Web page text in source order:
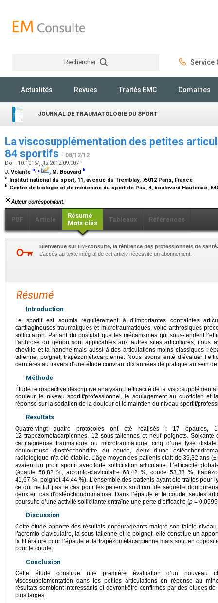
Rechercher Service
Actualités Revues Traités EMC Domaines
JOURNAL DE TRAUMATOLOGIE DU SPORT
La viscosupplémentation des petites
84 sportifs - 08/12/12
Doi : 10.1016/j.jts.2012.09.007
J. Volante a,⁎ , M. Bouvard b
a Institut national du sport, 11, avenue du Tremblay, 75012 Paris, France
b Centre de biologie et de médecine du sport de Pau, 4, boulevard Hauterive,
Auteur correspondant.
PDF Article
Résumé
Mots clés
Tableaux Références
Bienvenue sur EM-consulte, la référence des professionnels de santé.
L’accès au texte intégral de cet article nécessite un abonnement.
Résumé
Introduction
Le sportif est soumis régulièrement à d’importantes contraintes
cartilagineuses traumatiques et microtraumatiques, voire arthrosiques
sollicitation. Partant du postulat que les mécanismes qui sous-tendent
l’arthrose du genou sont applicables aux autres sites articulaires, nous
cheville et la hanche mais aussi à des articulations moins classiques :
talienne, poignet, trapézométacarpienne. Nous avons tenté d’évaluer
dernières au travers d’une étude couvrant dix années de pratique au sein
Méthode
Étude rétrospective descriptive analysant l’efficacité de la
douleur, le niveau sportif/professionnel, le soulagement au quotidien et
réponse sur la sédation de la douleur et le maintien du niveau sportif/
Résultats
Quatre-vingt quatre protocoles ont été réalisés : 17 épaules,
12 trapézométacarpiennes, 12 sous-taliennes et neuf poignets.
cartilagineuse traumatique ou microtraumatique, cinq d’une lyse
douloureuse d’ostéochondrite du coude, deux d’une
radiologique n’a été établie. L’âge moyen des patients était de 39,32 ans (±
avaient un profil sportif avec forte sollicitation articulaire. L’efficacité
(épaule 58,82 %, acromio-claviculaire 68,42 %, coude 53,33 %,
41,67 %, poignet 44,44 %). L’ensemble des patients ayant été traités pour
ce qui ne fut pas le cas pour les patients souffrant de séquelle
deux en cas d’ostéochondromatose. Dans l’épaule et le coude, seules
poursuite d’une activité sollicitante entraîne une perte d’efficacité (p =
Discussion
Cette étude apporte des résultats encourageants malgré son faible
l’acromio-claviculaire, la sous-talienne et le poignet, elle constitue un
la littérature pour l’épaule et la trapézométacarpienne mais sont en
pour le coude.
Conclusion
Cette étude constitue une première évaluation d’un nouveau
viscosupplémentation dans les petites articulations en réponse au
résultats semblent intéressants et devront être confirmés par des études
plus larges.